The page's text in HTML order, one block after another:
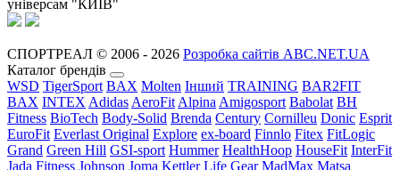
універсам "КИЇВ"
СПОРТРЕАЛ © 2006 - 2026 Розробка сайтів ABC.NET.UA
Каталог брендів
WSD TigerSport BAX Molten Інший TRAINING BAR2FIT
BAX INTEX Adidas AeroFit Alpina Amigosport Babolat BH
Fitness BioTech Body-Solid Brenda Century Cornilleu Donic Esprit
EuroFit Everlast Original Explore ex-board Finnlo Fitex FitLogic
Grand Green Hill GSI-sport Hummer HealthHoop HouseFit InterFit
Jada Fitness Johnson Joma Kettler Life Gear MadMax Matsa